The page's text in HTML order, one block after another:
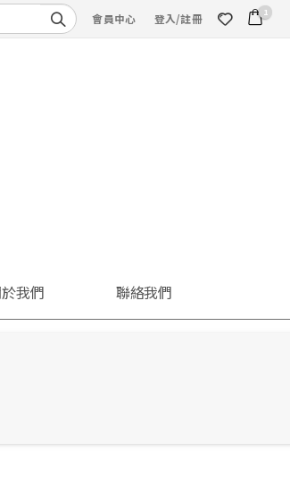
會員中心 登入/註冊 1
我們 聯絡我們